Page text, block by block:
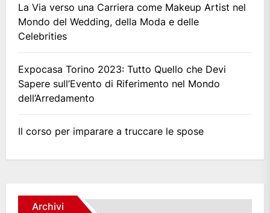
La Via verso una Carriera come Makeup Artist nel
Mondo del Wedding, della Moda e delle
Celebrities
Expocasa Torino 2023: Tutto Quello che Devi
Sapere sull’Evento di Riferimento nel Mondo
dell’Arredamento
Il corso per imparare a truccare le spose
Archivi